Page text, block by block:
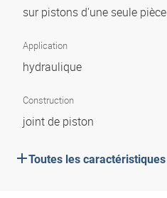
sur pistons d'une seule pièce
Application
hydraulique
Construction
joint de piston
Toutes les caractéristiques